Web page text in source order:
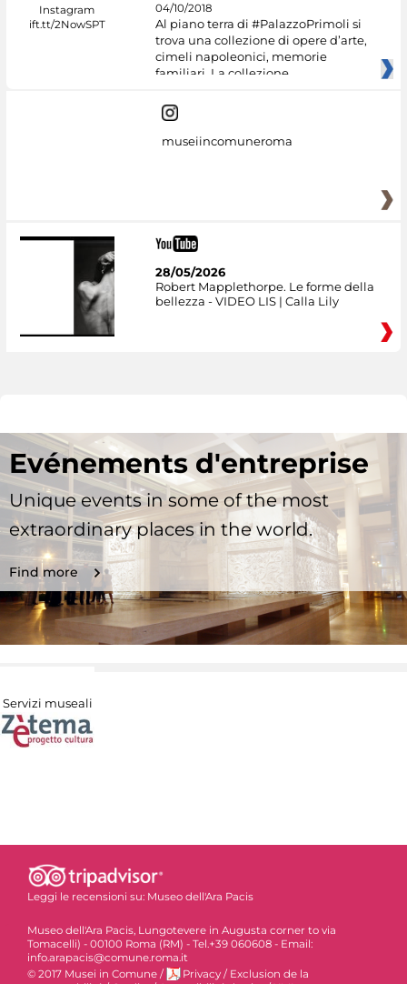
04/10/2018
Al piano terra di #PalazzoPrimoli si
trova una collezione di opere d’arte,
cimeli napoleonici, memorie
familiari. La collezione
museiincomuneroma
28/05/2026
Robert Mapplethorpe. Le forme della
bellezza - VIDEO LIS | Calla Lily
Evénements d'entreprise
Unique events in some of the most
extraordinary places in the world.
Find more
Servizi museali
Leggi le recensioni su: Museo dell'Ara Pacis
Museo dell'Ara Pacis, Lungotevere in Augusta corner to via
Tomacelli) - 00100 Roma (RM) - Tel.+39 060608 - Email:
info.arapacis@comune.roma.it
© 2017 Musei in Comune / Privacy / Exclusion de la